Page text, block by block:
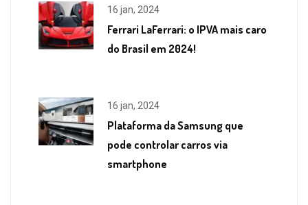
16 jan, 2024
Ferrari LaFerrari: o IPVA mais caro
do Brasil em 2024!
16 jan, 2024
Plataforma da Samsung que
pode controlar carros via
smartphone